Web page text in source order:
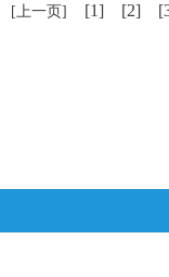
[上一页] [1] [2]